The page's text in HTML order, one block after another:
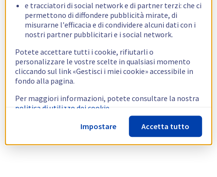
e tracciatori di social network e di partner terzi: che ci
permettono di diffondere pubblicità mirate, di
misurarne l'efficacia e di condividere alcuni dati con i
nostri partner pubblicitari e i social network.
Potete accettare tutti i cookie, rifiutarli o
personalizzare le vostre scelte in qualsiasi momento
cliccando sul link «Gestisci i miei cookie» accessibile in
fondo alla pagina.
Per maggiori informazioni, potete consultare la nostra
politica di utilizzo dei cookie.
Impostare
Accetta tutto